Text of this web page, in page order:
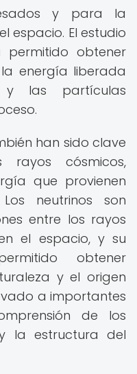
y para la
espacio. El estudio
obtener
energía liberada
y las partículas
han sido clave
cósmicos,
que provienen
neutrinos son
entre los rayos
el espacio, y su
obtener
y el origen
a importantes
de los
la estructura del